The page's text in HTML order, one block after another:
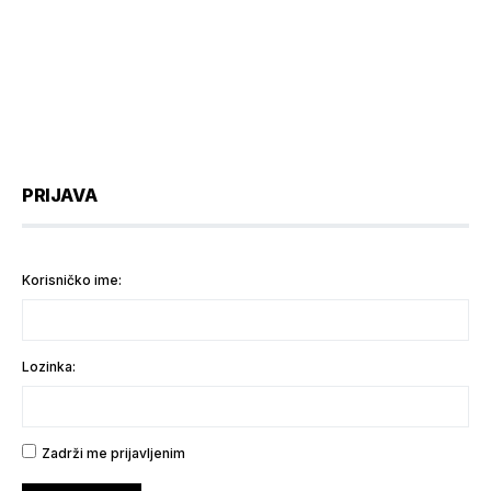
PRIJAVA
Korisničko ime:
Lozinka:
Zadrži me prijavljenim